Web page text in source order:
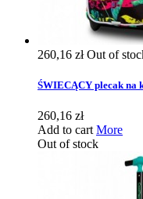
260,16 złOut of
ŚWIECĄCY plecak na
260,16 zł
Add to cart More
Out of stock